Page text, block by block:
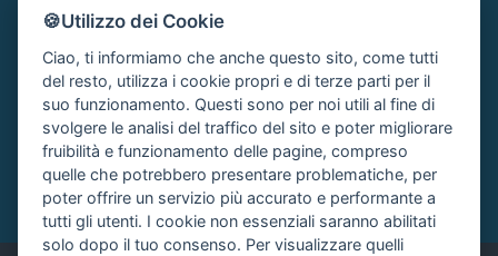
FAI UNA DOMANDA
Chiedi un Consiglio
Area Ticket
CONTATTA L'AMMINISTRAZIONE
Clicca quì
🍪Utilizzo dei Cookie
Ciao, ti informiamo che anche questo sito, come tutti
del resto, utilizza i cookie propri e di terze parti per il
suo funzionamento. Questi sono per noi utili al fine di
svolgere le analisi del traffico del sito e poter migliorare
fruibilità e funzionamento delle pagine, compreso
quelle che potrebbero presentare problematiche, per
poter offrire un servizio più accurato e performante a
tutti gli utenti. I cookie non essenziali saranno abilitati
solo dopo il tuo consenso. Per visualizzare quelli